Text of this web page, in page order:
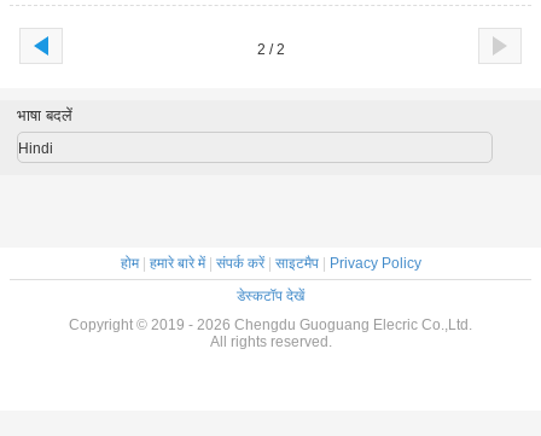
2 / 2
भाषा बदलें
Hindi
होम| हमारे बारे में| संपर्क करें| साइटमैप|
Privacy Policy
डेस्कटॉप देखें
Copyright © 2019 - 2026 Chengdu Guoguang Elecric Co.,Ltd.
All rights reserved.